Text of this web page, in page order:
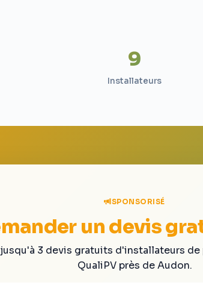
9
Installateurs
SPONSORISÉ
un devis
3 devis gratuits d'installateurs de
QualiPV près de Audon.